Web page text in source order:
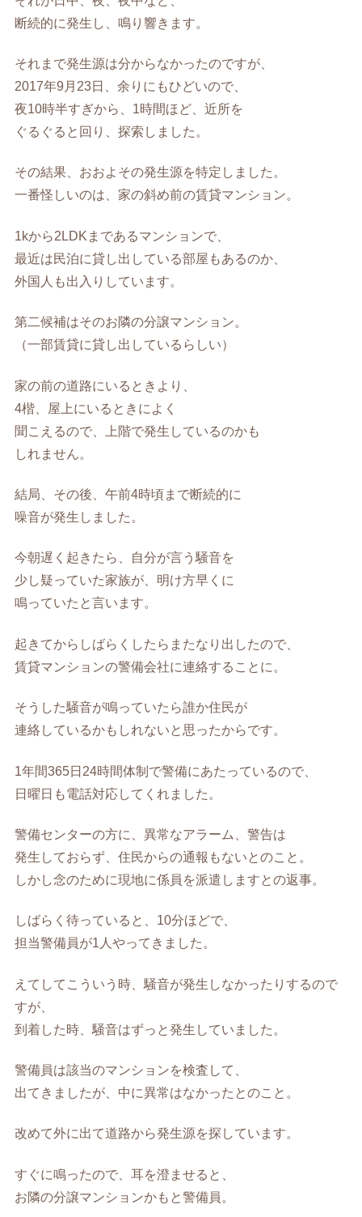
断続的に発生し、鳴り響きます。
それまで発生源は分からなかったのですが、
2017年9月23日、余りにもひどいので、
夜10時半すぎから、1時間ほど、近所を
ぐるぐると回り、探索しました。
その結果、おおよその発生源を特定しました。
一番怪しいのは、家の斜め前の賃貸マンション。
1kから2LDKまであるマンションで、
最近は民泊に貸し出している部屋もあるのか、
外国人も出入りしています。
第二候補はそのお隣の分譲マンション。
（一部賃貸に貸し出しているらしい）
家の前の道路にいるときより、
4楷、屋上にいるときによく
聞こえるので、上階で発生しているのかも
しれません。
結局、その後、午前4時頃まで断続的に
噪音が発生しました。
今朝遅く起きたら、自分が言う騒音を
少し疑っていた家族が、明け方早くに
鳴っていたと言います。
起きてからしばらくしたらまたなり出したので、
賃貸マンションの警備会社に連絡することに。
そうした騒音が鳴っていたら誰か住民が
連絡しているかもしれないと思ったからです。
1年間365日24時間体制で警備にあたっているので、
日曜日も電話対応してくれました。
警備センターの方に、異常なアラーム、警告は
発生しておらず、住民からの通報もないとのこと。
しかし念のために現地に係員を派遣しますとの返事。
しばらく待っていると、10分ほどで、
担当警備員が1人やってきました。
えてしてこういう時、騒音が発生しなかったりするので
すが、
到着した時、騒音はずっと発生していました。
警備員は該当のマンションを検査して、
出てきましたが、中に異常はなかったとのこと。
改めて外に出て道路から発生源を探しています。
すぐに鳴ったので、耳を澄ませると、
お隣の分譲マンションかもと警備員。